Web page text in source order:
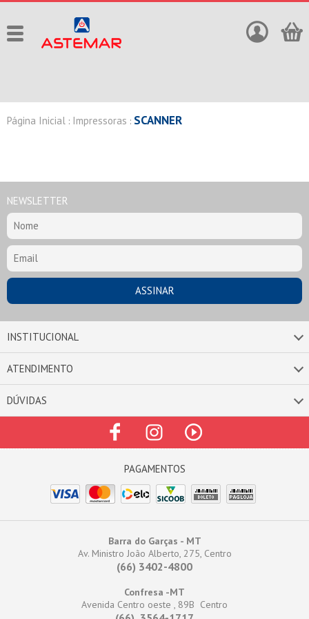
Página Inicial : Impressoras : SCANNER
NEWSLETTER
INSTITUCIONAL
ATENDIMENTO
DÚVIDAS
Barra do Garças - MT
Av. Ministro João Alberto, 275, Centro
(66) 3402-4800
Confresa -MT
Avenida Centro oeste , 89B Centro